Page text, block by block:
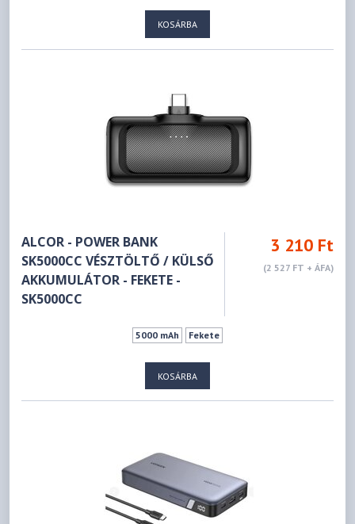
KOSÁRBA
ALCOR - POWER BANK
SK5000CC VÉSZTÖLTŐ / KÜLSŐ
AKKUMULÁTOR - FEKETE -
SK5000CC
3 210 Ft
(2 527 FT + ÁFA)
5000 mAh Fekete
KOSÁRBA